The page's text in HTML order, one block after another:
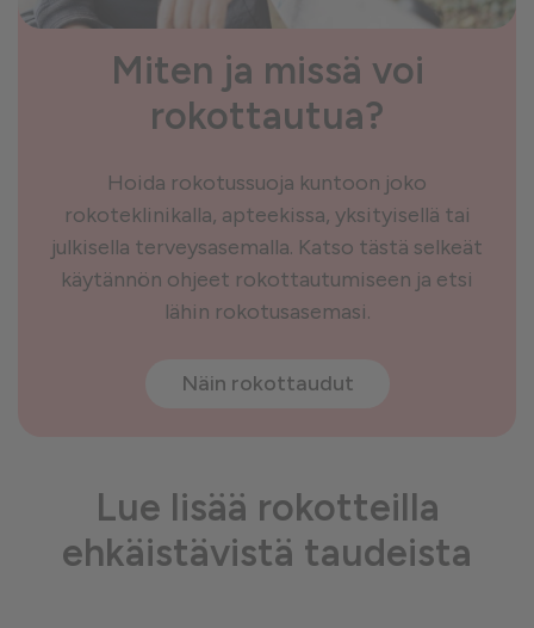
Miten ja missä voi
rokottautua?
Hoida rokotussuoja kuntoon joko
rokoteklinikalla, apteekissa, yksityisellä tai
julkisella terveysasemalla. Katso tästä selkeät
käytännön ohjeet rokottautumiseen ja etsi
lähin rokotusasemasi.
Näin rokottaudut
Lue lisää rokotteilla
ehkäistävistä taudeista